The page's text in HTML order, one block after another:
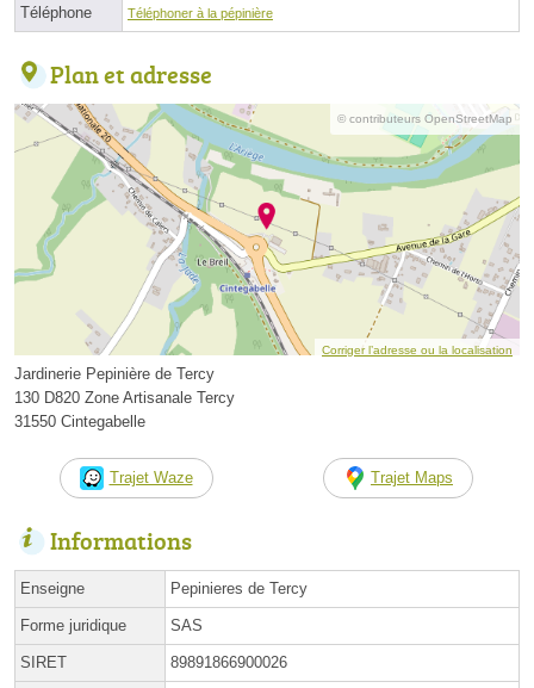
Téléphone Téléphoner à la pépinière
Plan et adresse
© contributeurs OpenStreetMap
Corriger l’adresse ou la localisation
Jardinerie Pepinière de Tercy
130 D820 Zone Artisanale Tercy
31550 Cintegabelle
Trajet Waze Trajet Maps
Informations
Enseigne Pepinieres de Tercy
Forme juridique SAS
SIRET 89891866900026